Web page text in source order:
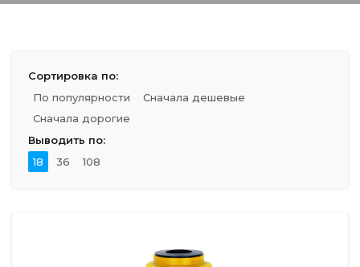
Сортировка по:
По популярности
Сначала дешевые
Сначала дорогие
Выводить по:
18
36 108